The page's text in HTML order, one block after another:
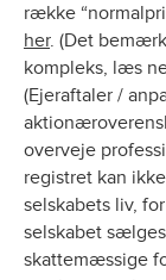
række
her. (Det
kompleks, læs
(Ejeraftaler /
overveje
registret kan
selskabets liv,
selskabet
skattemæssige